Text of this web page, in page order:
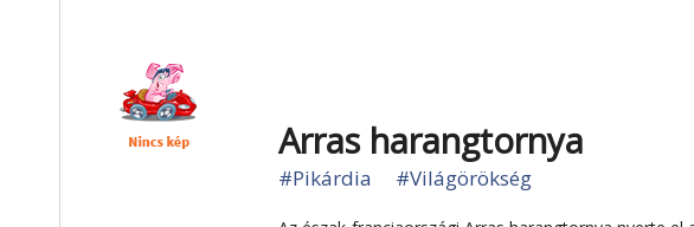
Arras harangtornya
#Pikárdia #Világörökség